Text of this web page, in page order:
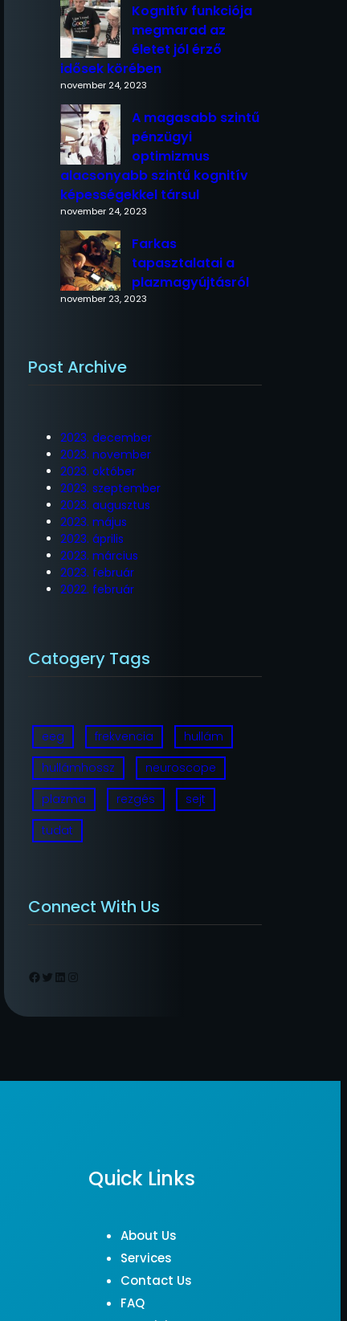
Kognitív funkciója
megmarad az
életet jól érző
idősek körében
november 24, 2023
A magasabb szintű
pénzügyi
optimizmus
alacsonyabb szintű kognitív
képességekkel társul
november 24, 2023
Farkas
tapasztalatai a
plazmagyújtásról
november 23, 2023
Post Archive
2023. december
2023. november
2023. október
2023. szeptember
2023. augusztus
2023. május
2023. április
2023. március
2023. február
2022. február
Catogery Tags
eeg frekvencia
hullám
hullámhossz
neuroscope
plazma
rezgés
sejt
tudat
Connect With Us
Facebook Twitter LinkedIn Instagram
Quick Links
About Us
Services
Contact Us
FAQ